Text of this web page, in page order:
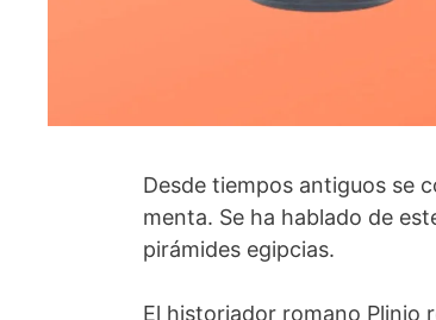
Desde tiempos antiguos se
menta. Se ha hablado de
pirámides egipcias.
El historiador romano Plinio